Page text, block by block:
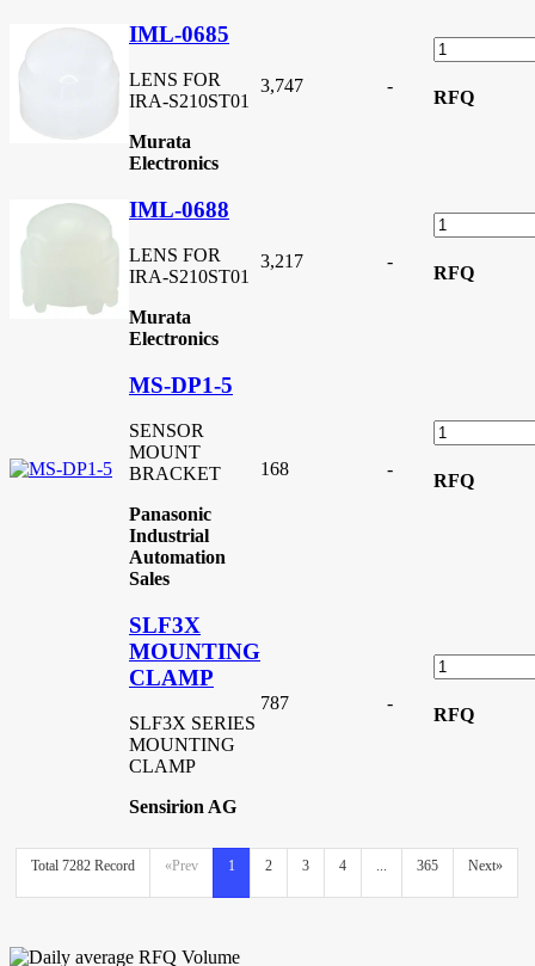
IML-0685
LENS FOR
IRA-S210ST01
Murata
Electronics
3,747 -
RFQ
IML-0688
LENS FOR
IRA-S210ST01
Murata
Electronics
3,217 -
RFQ
MS-DP1-5
SENSOR
MOUNT
BRACKET
Panasonic
Industrial
Automation
Sales
168 -
RFQ
SLF3X
MOUNTING
CLAMP
SLF3X SERIES
MOUNTING
CLAMP
Sensirion AG
787 -
RFQ
Total 7282 Record «Prev 1 2 3 4 ... 365 Next»